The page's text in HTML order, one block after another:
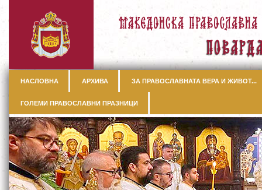
НАСЛОВНА АРХИВА ЗА ПРАВОСЛАВНАТА ВЕРА И ЖИВОТ...
ГОЛЕМИ ПРАВОСЛАВНИ ПРАЗНИЦИ